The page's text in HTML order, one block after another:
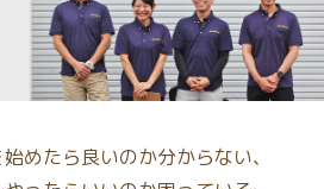
めたら良いのか分からない、